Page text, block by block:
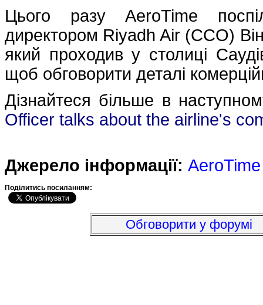
Цього разу AeroTime
директором Riyadh Air (CCO)
який проходив у столиці
щоб обговорити деталі
Дізнайтеся більше в
Officer talks about the airline's
Джерело інформації: AeroTime
Подiлитись посиланням:
Обговорити у форумі